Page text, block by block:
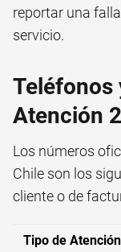
reportar una
servicio.
Teléfonos
Atención
Los números
Chile son los
cliente o de
Tipo de Atención